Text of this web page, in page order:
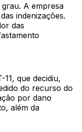
A empresa
indenizações.
das
que decidiu,
do recurso do
por dano
além da